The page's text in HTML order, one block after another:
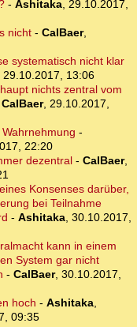
- Ashitaka, 29.10.2017,
nicht- CalBaer,
systematisch nicht klar
29.10.2017, 13:06
nichts zentral vom
CalBaer, 29.10.2017,
-
22:20
dezentral- CalBaer,
Konsenses darüber,
bei Teilnahme
- Ashitaka, 30.10.2017,
kann in einem
System gar nicht
- CalBaer, 30.10.2017,
hoch - Ashitaka,
09:35